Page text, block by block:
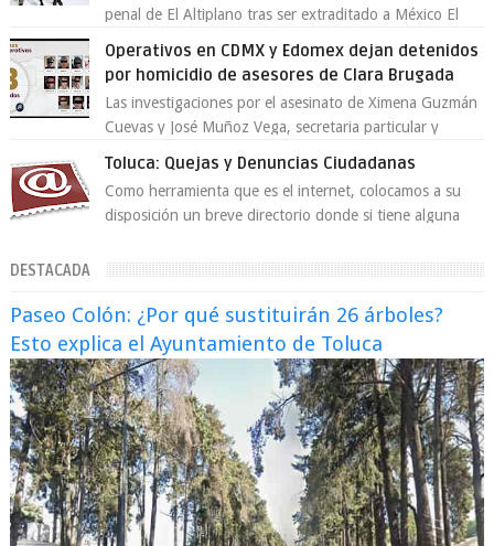
penal de El Altiplano tras ser extraditado a México El
Operativos en CDMX y Edomex dejan detenidos
por homicidio de asesores de Clara Brugada
Las investigaciones por el asesinato de Ximena Guzmán
Cuevas y José Muñoz Vega, secretaria particular y
Toluca: Quejas y Denuncias Ciudadanas
Como herramienta que es el internet, colocamos a su
disposición un breve directorio donde si tiene alguna
DESTACADA
Paseo Colón: ¿Por qué sustituirán 26 árboles?
Esto explica el Ayuntamiento de Toluca